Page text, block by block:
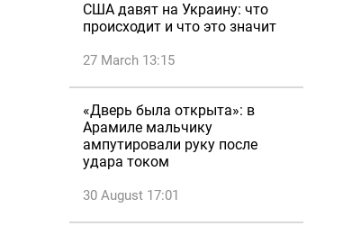
США давят на Украину: что
происходит и что это значит
27 March 13:15
«Дверь была открыта»: в
Арамиле мальчику
ампутировали руку после
удара током
30 August 17:01